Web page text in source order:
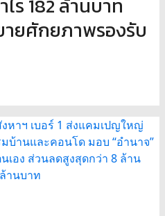
ร 182 ล้านบาท
ยศักยภาพรองรับ